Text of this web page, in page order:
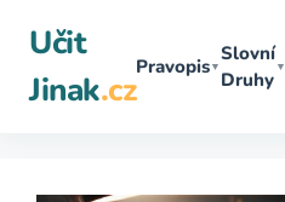
obsah
Učit
Jinak.cz
Pravopis▼
Slovní
Druhy
▼